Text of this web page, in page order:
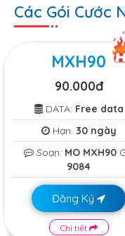
Các Gói Cước
MXH90
90.000đ
DATA: Free data
Hạn: 30 ngày
Soạn: MO MXH90
9084
Đăng Ký
Chi tiết